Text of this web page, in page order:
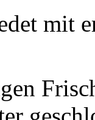
mit